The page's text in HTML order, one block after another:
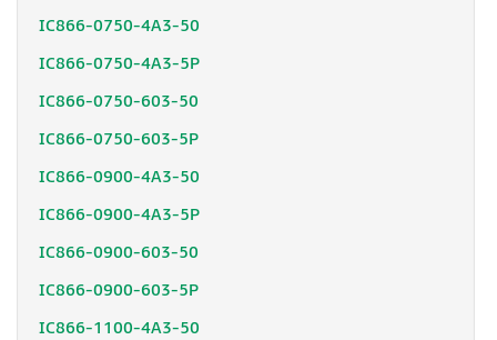
IC866-0750-4A3-50
IC866-0750-4A3-5P
IC866-0750-603-50
IC866-0750-603-5P
IC866-0900-4A3-50
IC866-0900-4A3-5P
IC866-0900-603-50
IC866-0900-603-5P
IC866-1100-4A3-50